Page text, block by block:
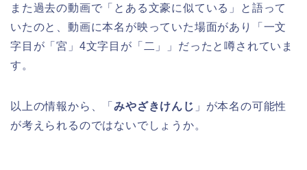
また過去の動画で「とある文豪に似ている」と語って
いたのと、動画に本名が映っていた場面があり「一文
字目が「宮」4文字目が「二」」だったと噂されていま
す。
以上の情報から、「みやざきけんじ 」が本名の可能性
が考えられるのではないでしょうか。